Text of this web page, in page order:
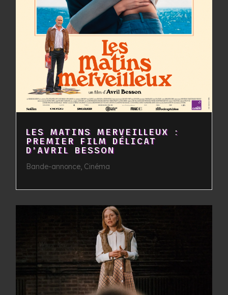
LES MATINS MERVEILLEUX :
PREMIER FILM DÉLICAT
D’AVRIL BESSON
Bande-annonce, Cinéma